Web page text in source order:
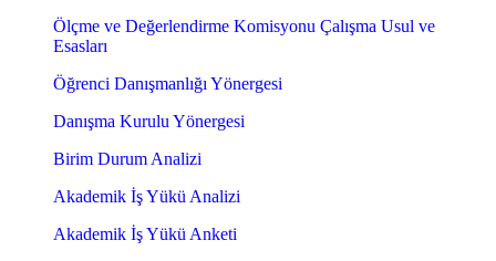
Ölçme ve Değerlendirme Komisyonu Çalışma Usul ve
Esasları
Öğrenci Danışmanlığı Yönergesi
Danışma Kurulu Yönergesi
Birim Durum Analizi
Akademik İş Yükü Analizi
Akademik İş Yükü Anketi